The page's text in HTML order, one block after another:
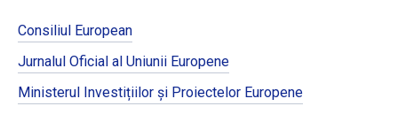
Consiliul European
Jurnalul Oficial al Uniunii Europene
Ministerul Investițiilor și Proiectelor Europene